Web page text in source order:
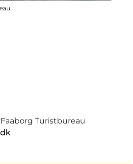
Faaborg Turistbureau